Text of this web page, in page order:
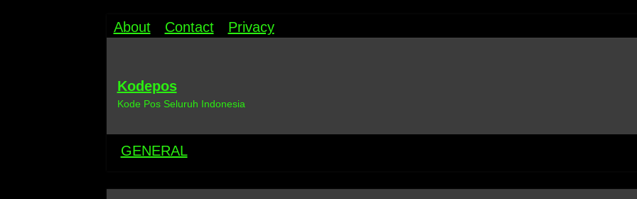
About Contact Privacy
Kodepos
Kode Pos Seluruh Indonesia
GENERAL